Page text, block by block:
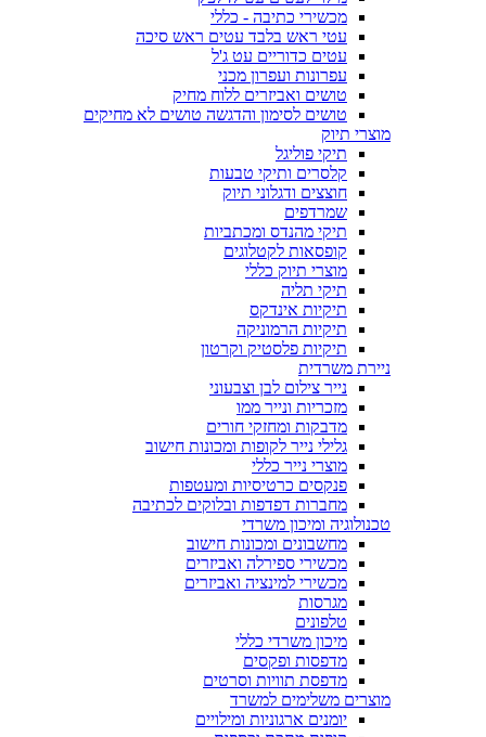
מכשירי כתיבה - כללי
עטי ראש בלבד עטים ראש סיכה
עטים כדוריים עט ג'ל
עפרונות ועפרון מכני
טושים ואביזרים ללוח מחיק
טושים לסימון והדגשה טושים לא מחיקים
מוצרי תיוק
תיקי פוליגל
קלסרים ותיקי טבעות
חוצצים ודגלוני תיוק
שמרדפים
תיקי מהנדס ומכתביות
קופסאות לקטלוגים
מוצרי תיוק כללי
תיקי תליה
תיקיות אינדקס
תיקיות הרמוניקה
תיקיות פלסטיק וקרטון
ניירת משרדית
נייר צילום לבן וצבעוני
מזכריות ונייר ממו
מדבקות ומחזקי חורים
גלילי נייר לקופות ומכונות חישוב
מוצרי נייר כללי
פנקסים כרטיסיות ומעטפות
מחברות דפדפות ובלוקים לכתיבה
טכנולוגיה ומיכון משרדי
מחשבונים ומכונות חישוב
מכשירי ספירלה ואביזרים
מכשירי למינציה ואביזרים
מגרסות
טלפונים
מיכון משרדי כללי
מדפסות ופקסים
מדפסת תוויות וסרטים
מוצרים משלימים למשרד
יומנים ארגוניות ומילויים